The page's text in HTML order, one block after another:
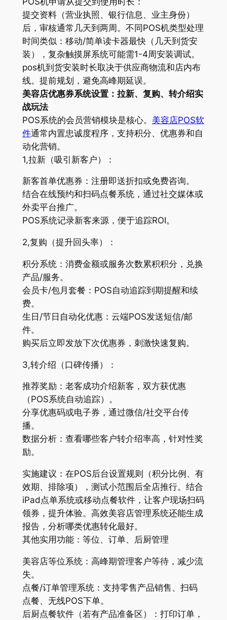
提交资料（营业执照、银行信息、业主身份）
后，审核通常几天到两周。不同POS机类型处理
时间类似：移动/简单读卡器最快（几天到货安
装），复杂触摸屏系统可能需1-4周安装调试。
pos机到货安装时长取决于供应商物流和店内布
线。提前规划，避免高峰期延误。
美容店优惠券系统设置：拉新、复购、转介绍实
战玩法
POS系统的会员营销模块是核心。 美容店POS软
件通常内置忠诚度程序，支持积分、优惠券和自
动化营销。
1,拉新（吸引新客户）：
新客首单优惠券：注册即送折扣或免费咨询。
结合在线预约和扫码点餐系统，通过社交媒体或
外卖平台推广。
POS系统记录新客来源，便于追踪ROI。
2,复购（提升回头率）：
积分系统：消费金额或服务次数累积积分，兑换
产品/服务。
会员卡/包月套餐：POS自动追踪到期提醒和续
费。
生日/节日自动化优惠：云端POS发送短信/邮
件。
购买后立即发放下次优惠券，刺激快速复购。
3,转介绍（口碑传播）：
推荐奖励：老客成功介绍新客，双方获优惠
（POS系统自动追踪）。
分享优惠码或电子券，通过微信/社交平台传
播。
数据分析：查看哪些客户转介绍率高，针对性奖
励。
实施建议：在POS后台设置规则（积分比例、有
效期、排除项），测试小范围后全店推行。结合
iPad点单系统或移动点餐软件，让客户现场扫码
领券，提升体验。高效美容店管理系统还能生成
报告，分析哪类优惠转化最好。
其他实用功能：等位、订单、后厨管理
美容店等位系统：高峰期管理客户等待，减少流
失。
点餐/订单管理系统：支持零售产品销售、扫码
点餐、无线POS下单。
后厨点餐软件（若有产品准备区）：打印订单，